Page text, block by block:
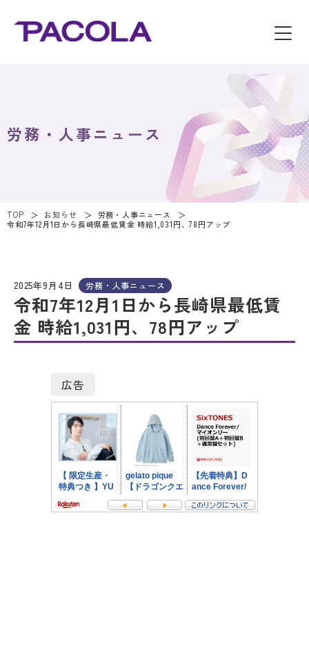
労務・人事ニュース
TOP お知らせ
労務・人事ニュース
令和7年12月1日から長崎県最低賃金 時給1,031円、78円アップ
2025年9月4日 労務・人事ニュース
令和7年12月1日から長崎県最低賃
金 時給1,031円、78円アップ
広告